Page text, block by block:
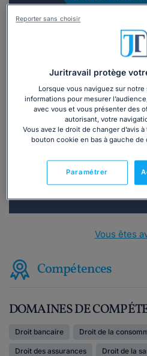
Vous souhaitez une
Consulter
ou appelez le01 75 75 42
Vous êtes
Compétences
DOMAINES DE
Droit bancaire Droit de la
Droit des assurances Droit de la
Juritravail protège
Lorsque vous naviguez sur
informations pour mesurer
avec vous et vous présenter des
autorisant, votre
Vous avez le droit de changer d’avis
bouton cookie en bas à gauche
Paramétrer
Reporter sans choisir